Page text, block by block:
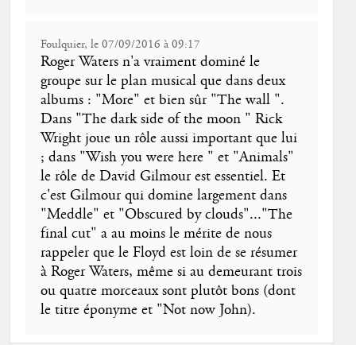
Foulquier, le 07/09/2016 à 09:17
Roger Waters n'a vraiment dominé le
groupe sur le plan musical que dans deux
albums : "More" et bien sûr "The wall ".
Dans "The dark side of the moon " Rick
Wright joue un rôle aussi important que lui
; dans "Wish you were here " et "Animals"
le rôle de David Gilmour est essentiel. Et
c'est Gilmour qui domine largement dans
"Meddle" et "Obscured by clouds"..."The
final cut" a au moins le mérite de nous
rappeler que le Floyd est loin de se résumer
à Roger Waters, même si au demeurant trois
ou quatre morceaux sont plutôt bons (dont
le titre éponyme et "Not now John).